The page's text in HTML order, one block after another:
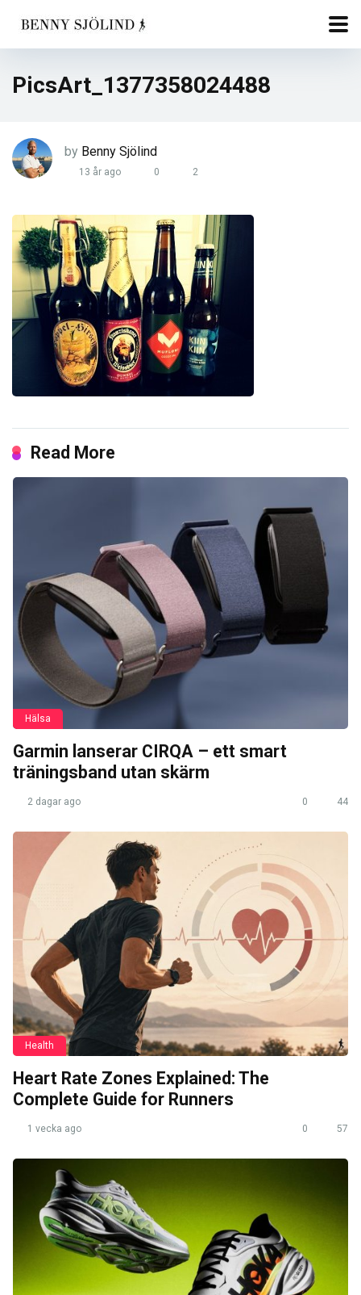
PicsArt_1377358024488
by Benny Sjölind
13 år ago 0 2
Read More
Hälsa
Garmin lanserar CIRQA – ett smart
träningsband utan skärm
2 dagar ago 0 44
Health
Heart Rate Zones Explained: The
Complete Guide for Runners
1 vecka ago 0 57